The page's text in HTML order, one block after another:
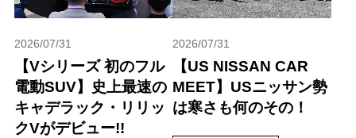
2026/07/31
【Vシリーズ 初のフル
電動SUV】史上最速の
キャデラック・リリッ
クVがデビュー!!
2026/07/31
【US NISSAN CAR
MEET】USニッサン勢
は寒さも何のその！